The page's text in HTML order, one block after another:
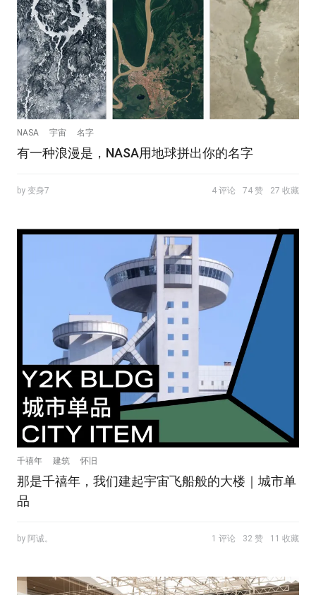
NASA 宇宙 名字
有一种浪漫是，NASA用地球拼出你的名字
by 变身7 4 评论 74 赞 27 收藏
千禧年 建筑 怀旧
那是千禧年，我们建起宇宙飞船般的大楼｜城市单
品
by 阿诚。 1 评论 32 赞 11 收藏